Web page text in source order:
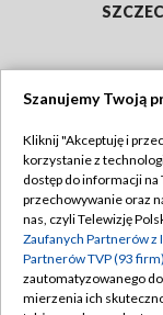
Abonament TVP
Emisja w TVP
Centrum
Naziemna
Szanujemy Twoją
Kliknij "Akceptuję i
korzystanie z
dostęp do informacji
przechowywanie oraz
nas, czyli Telewizję
Zaufanych Partnerów z
Partnerów TVP (93 firm)
zautomatyzowanego
mierzenia ich